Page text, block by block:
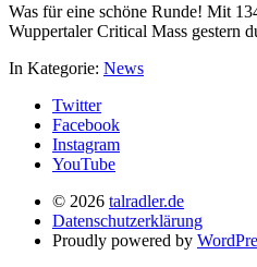
Was für eine schöne Runde! Mit
Wuppertaler Critical Mass gestern
In Kategorie: News
Twitter
Facebook
Instagram
YouTube
© 2026 talradler.de
Datenschutzerklärung
Proudly powered by